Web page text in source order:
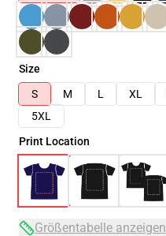
Size
S
M L XL
5XL
Print Location
Größentabelle anzeigen